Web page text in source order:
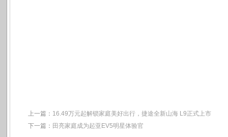
上一篇： 16.49万元起解锁家庭美好出行，捷途全新山海 L9正式上市
下一篇： 田亮家庭成为起亚EV5明星体验官